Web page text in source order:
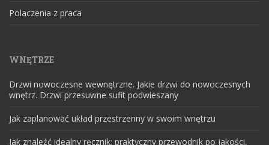
Polaczenia z praca
WNĘTRZE
Drzwi nowoczesne wewnętrzne. Jakie drzwi do nowoczesnych
wnętrz. Drzwi przesuwne sufit podwieszany
Jak zaplanować układ przestrzenny w swoim wnętrzu
Jak znaleźć idealny ręcznik: praktyczny przewodnik po jakości,